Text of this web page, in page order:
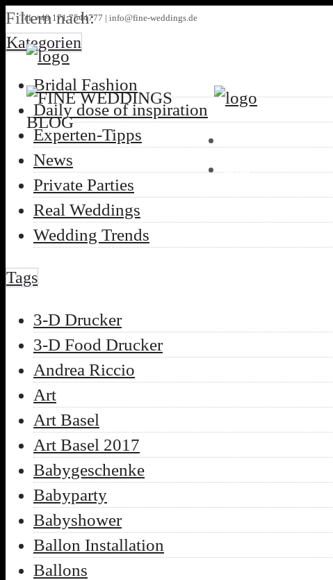
Tel. +49 171 7544777 | info@fine-weddings.de
BLOG
Filtern nach:
Kategorien
Bridal Fashion
Daily dose of inspiration
Experten-Tipps
News
Private Parties
Real Weddings
Wedding Trends
Tags
3-D Drucker
3-D Food Drucker
Andrea Riccio
Art
Art Basel
Art Basel 2017
Babygeschenke
Babyparty
Babyshower
Ballon Installation
Ballons